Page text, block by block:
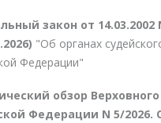
закон от 14.03.2002
"Об органах
Федерации"
обзор
Федерации N 5/2026.